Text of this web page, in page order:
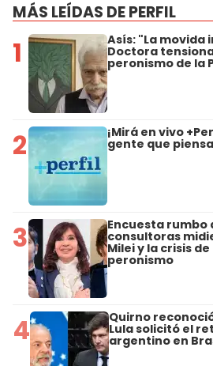
MÁS LEÍDAS DE PERFIL
1 Asís: "La movida
Doctora
peronismo de la
2 ¡Mirá en vivo
gente que piensa
3 Encuesta rumbo
consultoras
Milei y la crisis
peronismo
4 Quirno
Lula solicitó el
argentino en